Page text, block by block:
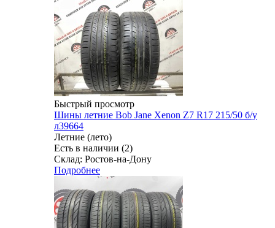
Быстрый просмотр
Шины летние Bob Jane Xenon Z7 R17 215/50 б/у
л39664
Летние (лето)
Есть в наличии (2)
Склад: Ростов-на-Дону
Подробнее